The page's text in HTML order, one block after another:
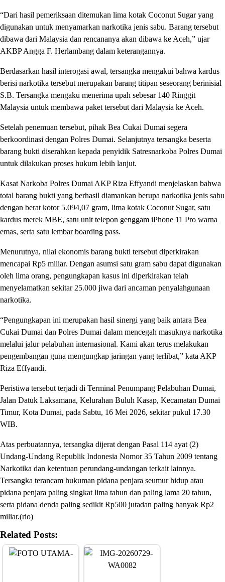
“Dari hasil pemeriksaan ditemukan lima kotak Coconut Sugar yang
digunakan untuk menyamarkan narkotika jenis sabu. Barang tersebut
dibawa dari Malaysia dan rencananya akan dibawa ke Aceh,” ujar
AKBP Angga F. Herlambang dalam keterangannya.
Berdasarkan hasil interogasi awal, tersangka mengakui bahwa kardus
berisi narkotika tersebut merupakan barang titipan seseorang berinisial
S.B. Tersangka mengaku menerima upah sebesar 140 Ringgit
Malaysia untuk membawa paket tersebut dari Malaysia ke Aceh.
Setelah penemuan tersebut, pihak Bea Cukai Dumai segera
berkoordinasi dengan Polres Dumai. Selanjutnya tersangka beserta
barang bukti diserahkan kepada penyidik Satresnarkoba Polres Dumai
untuk dilakukan proses hukum lebih lanjut.
Kasat Narkoba Polres Dumai AKP Riza Effyandi menjelaskan bahwa
total barang bukti yang berhasil diamankan berupa narkotika jenis sabu
dengan berat kotor 5.094,07 gram, lima kotak Coconut Sugar, satu
kardus merek MBE, satu unit telepon genggam iPhone 11 Pro warna
emas, serta satu lembar boarding pass.
Menurutnya, nilai ekonomis barang bukti tersebut diperkirakan
mencapai Rp5 miliar. Dengan asumsi satu gram sabu dapat digunakan
oleh lima orang, pengungkapan kasus ini diperkirakan telah
menyelamatkan sekitar 25.000 jiwa dari ancaman penyalahgunaan
narkotika.
“Pengungkapan ini merupakan hasil sinergi yang baik antara Bea
Cukai Dumai dan Polres Dumai dalam mencegah masuknya narkotika
melalui jalur pelabuhan internasional. Kami akan terus melakukan
pengembangan guna mengungkap jaringan yang terlibat,” kata AKP
Riza Effyandi.
Peristiwa tersebut terjadi di Terminal Penumpang Pelabuhan Dumai,
Jalan Datuk Laksamana, Kelurahan Buluh Kasap, Kecamatan Dumai
Timur, Kota Dumai, pada Sabtu, 16 Mei 2026, sekitar pukul 17.30
WIB.
Atas perbuatannya, tersangka dijerat dengan Pasal 114 ayat (2)
Undang-Undang Republik Indonesia Nomor 35 Tahun 2009 tentang
Narkotika dan ketentuan perundang-undangan terkait lainnya.
Tersangka terancam hukuman pidana penjara seumur hidup atau
pidana penjara paling singkat lima tahun dan paling lama 20 tahun,
serta pidana denda paling sedikit Rp500 jutadan paling banyak Rp2
miliar.(rio)
Related Posts: